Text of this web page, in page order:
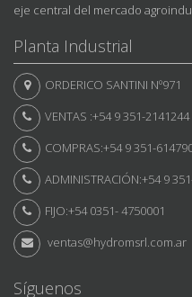
eje central del mercado
Planta Industrial
ORDERICO SANTINI Nº971
VENTAS :+54 9 351-2141244
COMPRAS:+54 9 351-
ADMINISTRACIÓN:+54 9
FIJO:+54 0351- 4750001
ventas@hydromsrl.com.ar
Síguenos